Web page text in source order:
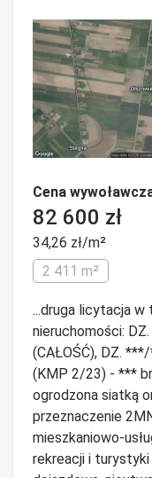
Cena
82 600 zł
34,26 zł/m²
2 411 m²
...druga licytacja
nieruchomości:
(CAŁOŚĆ), DZ.
(KMP 2/23) - ***
ogrodzona siatką
przeznaczenie
mieszkaniowo-
rekreacji i